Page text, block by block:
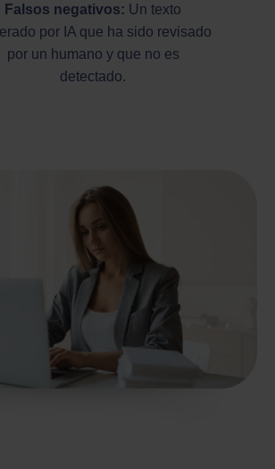
Falsos negativos: Un texto
por IA que ha sido revisado
por un humano y que no es
detectado.